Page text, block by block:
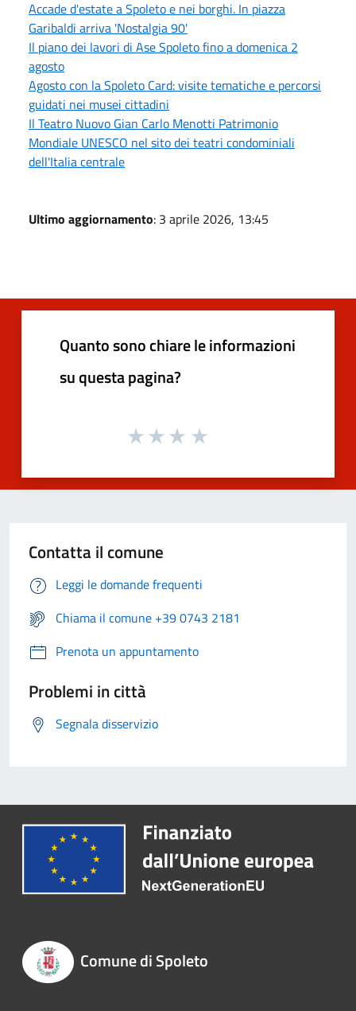
Accade d'estate a Spoleto e nei borghi. In piazza
Garibaldi arriva 'Nostalgia 90'
Il piano dei lavori di Ase Spoleto fino a domenica 2
agosto
Agosto con la Spoleto Card: visite tematiche e percorsi
guidati nei musei cittadini
Il Teatro Nuovo Gian Carlo Menotti Patrimonio
Mondiale UNESCO nel sito dei teatri condominiali
dell'Italia centrale
Ultimo aggiornamento: 3 aprile 2026, 13:45
Quanto sono chiare le informazioni
su questa pagina?
Contatta il comune
Leggi le domande frequenti
Chiama il comune +39 0743 2181
Prenota un appuntamento
Problemi in città
Segnala disservizio
Comune di Spoleto